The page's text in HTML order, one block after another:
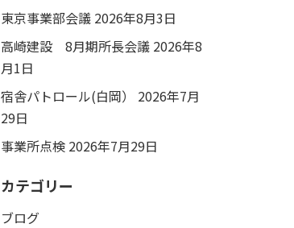
東京事業部会議 2026年8月3日
高崎建設 8月期所長会議 2026年8
月1日
宿舎パトロール(白岡）
2026年7月
29日
事業所点検 2026年7月29日
カテゴリー
ブログ